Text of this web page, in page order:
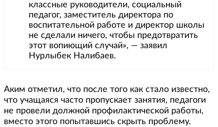
классные руководители, социальный
педагог, заместитель директора по
воспитательной работе и директор школы
не сделали ничего, чтобы предотвратить
этот вопиющий случай», — заявил
Нурлыбек Налибаев.
Аким отметил, что после того как стало известно,
что учащаяся часто пропускает занятия, педагоги
не провели должной профилактической работы,
вместо этого попытавшись скрыть проблему.